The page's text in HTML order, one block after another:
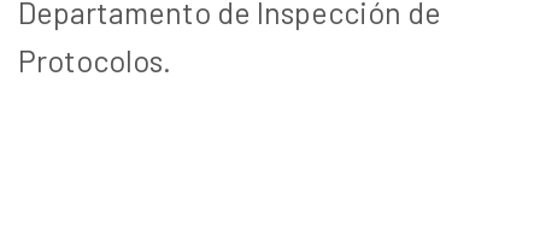
Departamento de Inspección de
Protocolos.